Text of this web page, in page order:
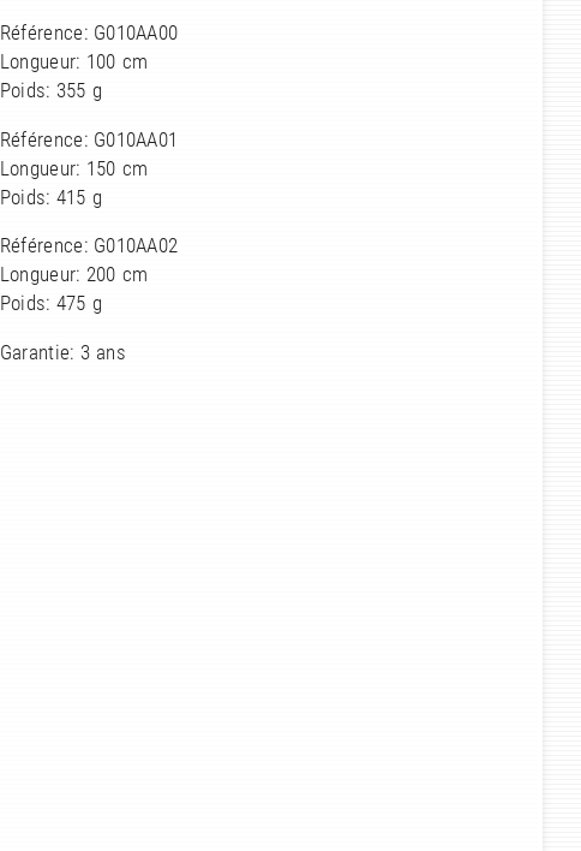
Référence: G010AA00
Longueur: 100 cm
Poids: 355 g
Référence: G010AA01
Longueur: 150 cm
Poids: 415 g
Référence: G010AA02
Longueur: 200 cm
Poids: 475 g
Garantie: 3 ans